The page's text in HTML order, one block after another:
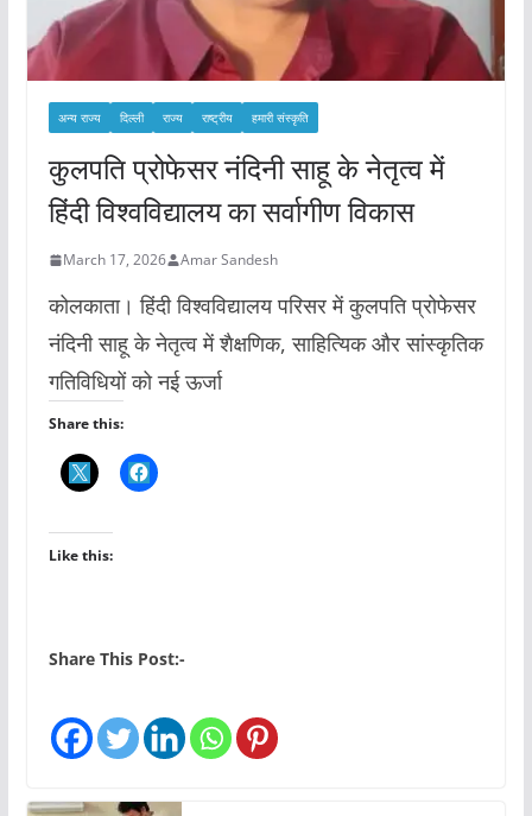
अन्य राज्य दिल्ली राज्य राष्ट्रीय हमारी संस्कृति
कुलपति प्रोफेसर नंदिनी साहू के नेतृत्व में
हिंदी विश्वविद्यालय का सर्वागीण विकास
March 17, 2026 Amar Sandesh
कोलकाता। हिंदी विश्वविद्यालय परिसर में कुलपति प्रोफेसर
नंदिनी साहू के नेतृत्व में शैक्षणिक, साहित्यिक और सांस्कृतिक
गतिविधियों को नई ऊर्जा
Share this:
Like this:
Share This Post:-